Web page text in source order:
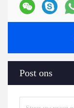
Post ons